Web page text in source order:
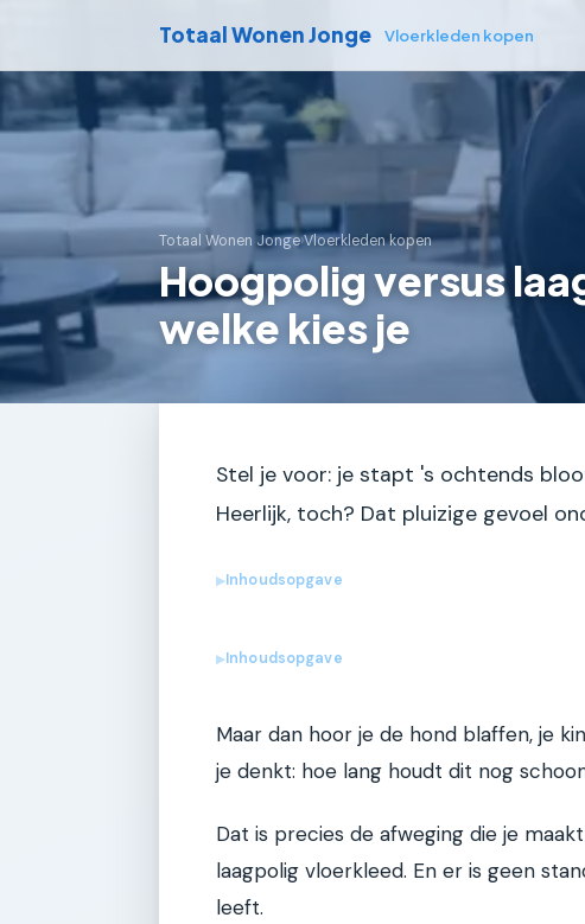
Totaal Wonen Jonge Vloerkleden kopen
Totaal Wonen Jonge›Vloerkleden kopen
Hoogpolig versus
welke kies je
Stel je voor: je stapt 's ochtends
Heerlijk, toch? Dat pluizige gevoel
▶Inhoudsopgave
▶Inhoudsopgave
Maar dan hoor je de hond blaffen, je
je denkt: hoe lang houdt dit nog
Dat is precies de afweging die je
laagpolig vloerkleed. En er is geen
leeft.